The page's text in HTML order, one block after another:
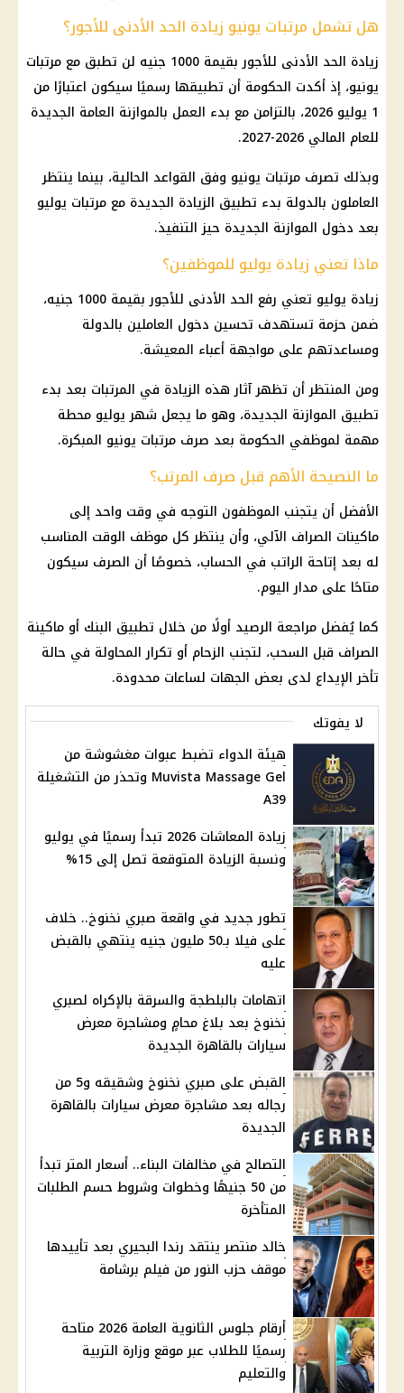
هل تشمل مرتبات يونيو زيادة الحد الأدنى للأجور؟
زيادة الحد الأدنى للأجوربقيمة 1000 جنيه لن تطبق مع
مرتبات
يونيو، إذ أكدت الحكومة أن تطبيقها رسميًا سيكون اعتبارًا من
1 يوليو 2026، بالتزامن مع بدء العمل بالموازنة العامة الجديدة
للعام المالي 2026-2027.
وبذلك تصرف مرتبات يونيو وفق القواعد الحالية، بينما ينتظر
العاملون بالدولة بدء تطبيق الزيادة الجديدة معمرتبات يوليو
بعد دخول الموازنة الجديدة حيز التنفيذ.
ماذا تعني زيادة يوليو للموظفين؟
زيادة يوليو تعني رفع الحد الأدنى للأجور
بقيمة 1000 جنيه،
ضمن حزمة تستهدف تحسين دخول العاملين بالدولة
ومساعدتهم على مواجهة أعباء المعيشة.
ومن المنتظر أن تظهر آثار هذه الزيادة في المرتبات بعد بدء
تطبيق الموازنة الجديدة، وهو ما يجعل شهر يوليو محطة
مهمة لموظفي الحكومة بعد صرف مرتبات يونيو المبكرة.
ما النصيحة الأهم قبل صرف المرتب؟
الأفضل أن يتجنب الموظفون التوجه في وقت واحد إلى
ماكينات الصراف الآلي، وأن ينتظر كل موظف الوقت المناسب
له بعد إتاحة الراتب في الحساب، خصوصًا أن الصرف سيكون
متاحًا على مدار اليوم.
كما يُفضل مراجعة الرصيد أولًا من خلال تطبيق البنك أو ماكينة
الصراف قبل السحب، لتجنب الزحام أو تكرار المحاولة في حالة
تأخر الإيداع لدى بعض الجهات لساعات محدودة.
لا يفوتك
هيئة الدواء تضبط عبوات مغشوشة من
Muvista Massage Gel وتحذر من التشغيلة
A39
زيادة المعاشات 2026 تبدأ رسميًا في يوليو
ونسبة الزيادة المتوقعة تصل إلى 15%
تطور جديد في واقعة صبري نخنوخ.. خلاف
على فيلا بـ50 مليون جنيه ينتهي بالقبض
عليه
اتهامات بالبلطجة والسرقة بالإكراه لصبري
نخنوخ بعد بلاغ محامٍ ومشاجرة معرض
سيارات بالقاهرة الجديدة
القبض على صبري نخنوخ وشقيقه و5 من
رجاله بعد مشاجرة معرض سيارات بالقاهرة
الجديدة
التصالح في مخالفات البناء.. أسعار المتر تبدأ
من 50 جنيهًا وخطوات وشروط حسم الطلبات
المتأخرة
خالد منتصر ينتقد رندا البحيري بعد تأييدها
موقف حزب النور من فيلم برشامة
أرقام جلوس الثانوية العامة 2026 متاحة
رسميًا للطلاب عبر موقع وزارة التربية
والتعليم